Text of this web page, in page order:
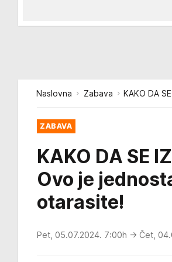
Naslovna Zabava KAKO DA
ZABAVA
KAKO DA SE
Ovo je
otarasite!
Pet, 05.07.2024. 7:00h → Čet,